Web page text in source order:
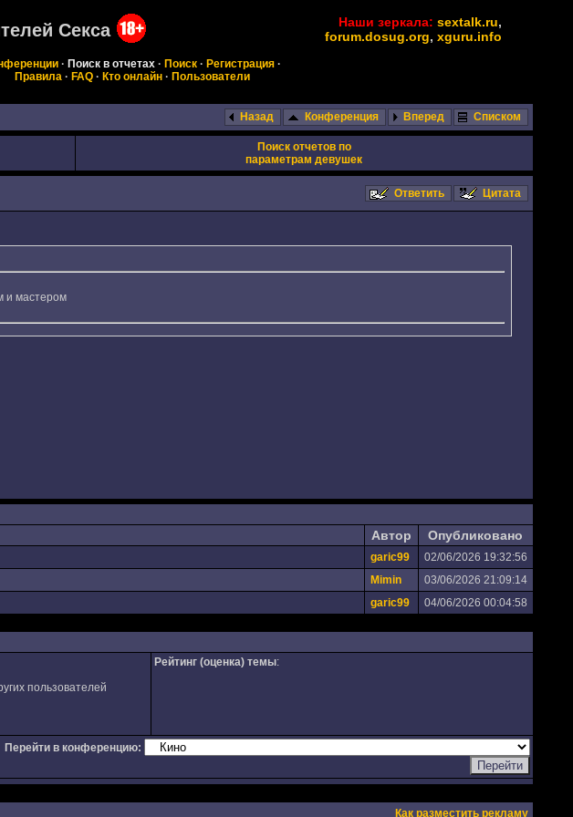
Секса Наши зеркала: sextalk.ru,
forum.dosug.org, xguru.info
· Поиск в отчетах· Поиск· Регистрация·
Правила · FAQ · Кто онлайн · Пользователи
Назад Конференция Вперед Списком
Поиск отчетов по
параметрам девушек
Ответить Цитата
и мастером
Автор Опубликовано
garic99
02/06/2026 19:32:56
Mimin
03/06/2026 21:09:14
garic99 04/06/2026 00:04:58
пользователей
Рейтинг (оценка) темы:
Перейти в конференцию:
Как разместить рекламу